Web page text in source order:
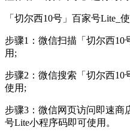
「切尔西10号」百家号Lite_
步骤1：微信扫描「切尔西10
用;
步骤2：微信搜索「切尔西10
使用;
步骤3：微信网页访问即速商
号Lite小程序码即可使用。